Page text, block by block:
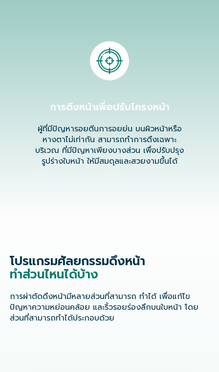
การดึงหน้าเพื่อปรับโครงหน้า
ผู้ที่มีปัญหารอยตีนการอยย่น บนผิวหน้าหรือ
หางตาไม่เท่ากัน สามารถทำการดึงเฉพาะ
บริเวณ ที่มีปัญหาเพียงบางส่วน เพื่อปรับปรุง
รูปร่างใบหน้า ให้มีสมดุลและสวยงามขึ้นได้
โปรแกรมศัลยกรรมดึงหน้า
ทำส่วนไหนได้บ้าง
การผ่าตัดดึงหน้ามีหลายส่วนที่สามารถ ทำได้ เพื่อแก้ไข
ปัญหาความหย่อนคล้อย และริ้วรอยร่องลึกบนใบหน้า โดย
ส่วนที่สามารถทำได้ประกอบด้วย